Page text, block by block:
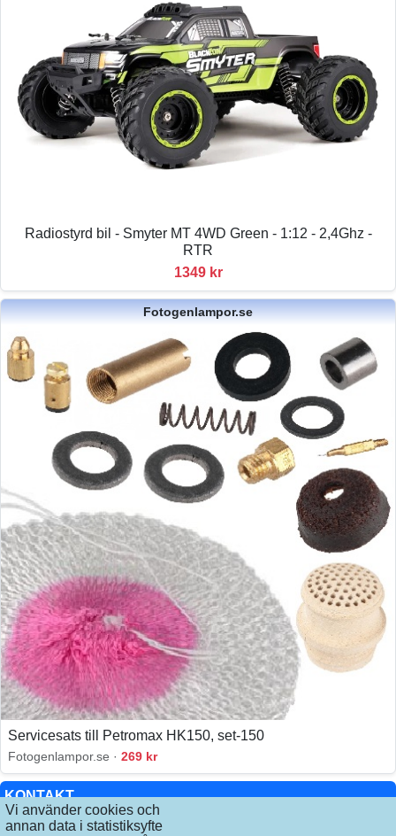
Vi använder cookies och
annan data i statistiksyfte
KONTAKT
INFO
Radiostyrd bil - Smyter MT 4WD Green - 1:12 - 2,4Ghz -
RTR
1349 kr
Fotogenlampor.se
Servicesats till Petromax HK150, set-150
Fotogenlampor.se · 269 kr